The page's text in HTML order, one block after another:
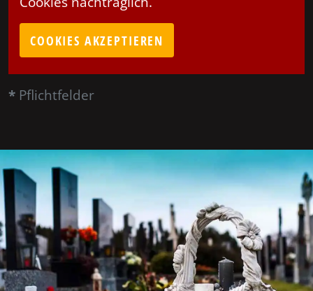
COOKIES AKZEPTIEREN
* Pflichtfelder